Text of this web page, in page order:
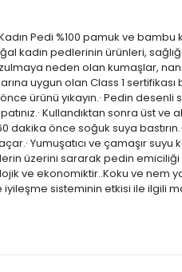
Pedi %100 pamuk ve bambu
pedlerinin ürünleri,
neden olan kumaşlar,
uygun olan Class 1
ürünü yıkayın.· Pedin desenli
Kullandıktan sonra üst
dakika önce soğuk suya
Yumuşatıcı ve çamaşır suyu
üzerini sararak pedin
ve ekonomiktir..Koku ve nem
sisteminin etkisi ile ilgili